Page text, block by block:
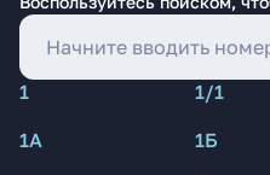
1 1/1
1А
1Б